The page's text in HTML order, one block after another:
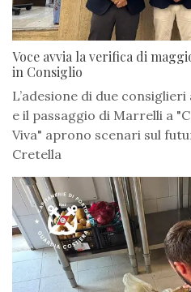
Voce avvia la verifica di
in Consiglio
L’adesione di due
e il passaggio di Marrelli a
Viva" aprono scenari sul
Cretella